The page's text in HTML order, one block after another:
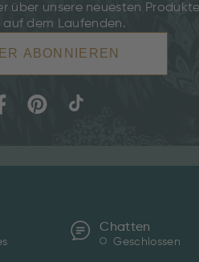
über unsere neuesten
dem Laufenden.
ABONNIEREN
Chatten
Geschlossen